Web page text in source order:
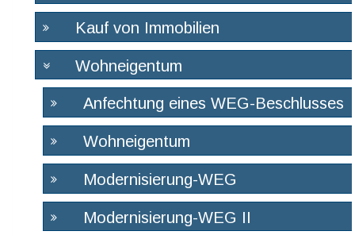
Kauf von Immobilien
Wohneigentum
Anfechtung eines WEG-Beschlusses
Wohneigentum
Modernisierung-WEG
Modernisierung-WEG II